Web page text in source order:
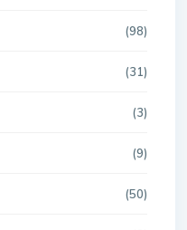
(98)
(31)
(3)
(9)
(50)